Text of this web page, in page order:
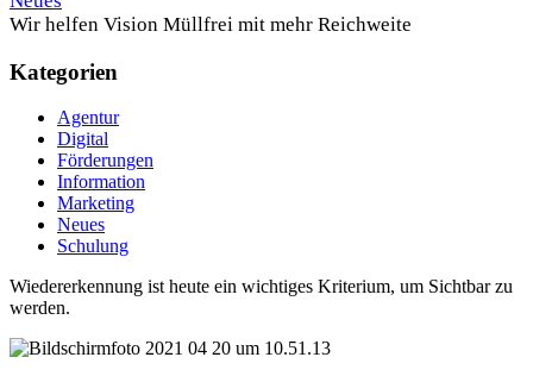
Wir helfen Vision Müllfrei mit mehr Reichweite
Kategorien
Agentur
Digital
Förderungen
Information
Marketing
Neues
Schulung
Wiedererkennung ist heute ein wichtiges Kriterium, um Sichtbar zu
werden.